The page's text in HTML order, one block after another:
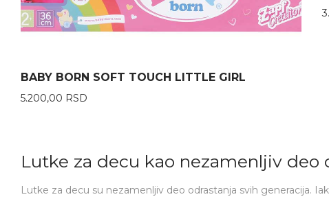
BABY BORN SOFT TOUCH LITTLE GIRL
5.200,00 RSD
Lutke za decu kao nezamenljiv deo
Lutke za decu su nezamenljiv deo odrastanja svih generacija.